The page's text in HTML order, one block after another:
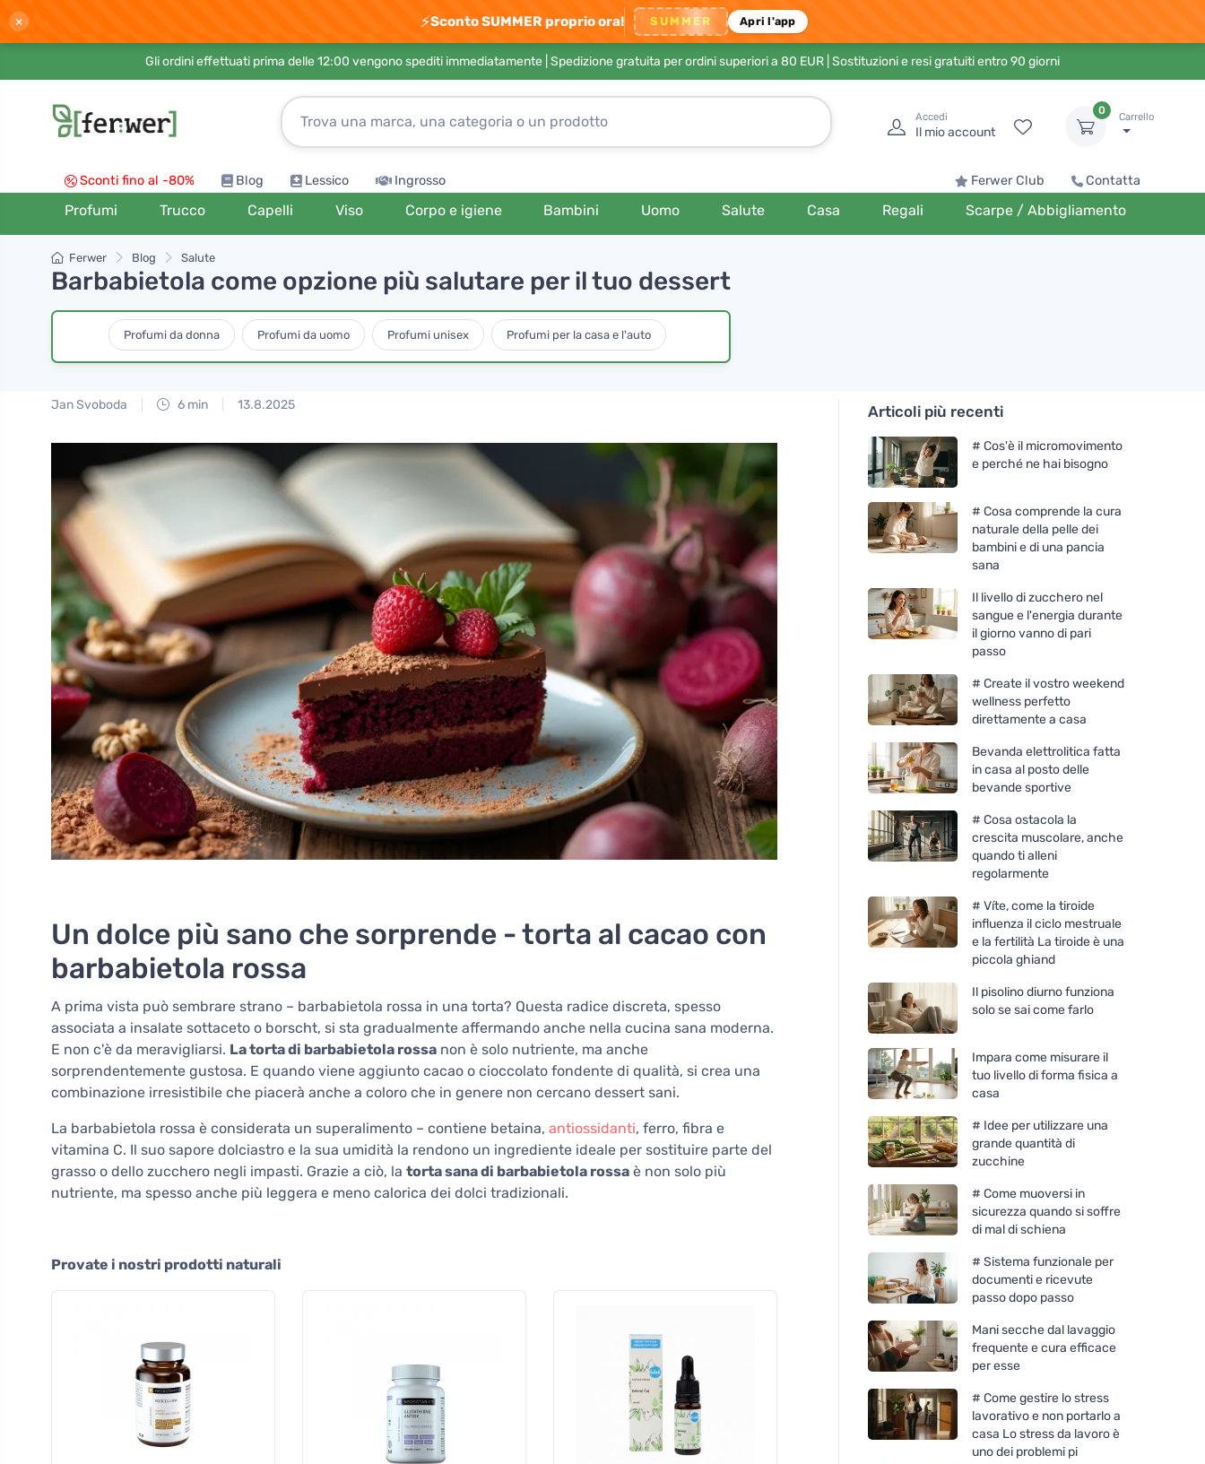
× ⚡Sconto SUMMER proprio ora! SUMMER Apri l'app
Gli ordini effettuati prima delle 12:00 vengono spediti immediatamente | Spedizione gratuita per ordini superiori a 80 EUR | Sostituzioni e resi gratuiti entro 90 giorni
Accedi
Il mio account
0
Carrello
Sconti fino al -80% Blog Lessico Ingrosso Ferwer Club Contatta
Profumi Trucco Capelli Viso Corpo e igiene Bambini Uomo Salute Casa Regali Scarpe / Abbigliamento
Ferwer Blog Salute
Barbabietola come opzione più salutare per il tuo dessert
Profumi da donna Profumi da uomo Profumi unisex Profumi per la casa e l'auto
Jan Svoboda 6 min 13.8.2025
Un dolce più sano che sorprende - torta al cacao con
barbabietola rossa
A prima vista può sembrare strano – barbabietola rossa in una torta? Questa radice discreta, spesso
associata a insalate sottaceto o borscht, si sta gradualmente affermando anche nella cucina sana moderna.
E non c'è da meravigliarsi. La torta di barbabietola rossa non è solo nutriente, ma anche
sorprendentemente gustosa. E quando viene aggiunto cacao o cioccolato fondente di qualità, si crea una
combinazione irresistibile che piacerà anche a coloro che in genere non cercano dessert sani.
La barbabietola rossa è considerata un superalimento – contiene betaina, antiossidanti, ferro, fibra e
vitamina C. Il suo sapore dolciastro e la sua umidità la rendono un ingrediente ideale per sostituire parte del
grasso o dello zucchero negli impasti. Grazie a ciò, la torta sana di barbabietola rossa è non solo più
nutriente, ma spesso anche più leggera e meno calorica dei dolci tradizionali.
Provate i nostri prodotti naturali
Articoli più recenti
# Cos'è il micromovimento
e perché ne hai bisogno
# Cosa comprende la cura
naturale della pelle dei
bambini e di una pancia
sana
Il livello di zucchero nel
sangue e l'energia durante
il giorno vanno di pari
passo
# Create il vostro weekend
wellness perfetto
direttamente a casa
Bevanda elettrolitica fatta
in casa al posto delle
bevande sportive
# Cosa ostacola la
crescita muscolare, anche
quando ti alleni
regolarmente
# Víte, come la tiroide
influenza il ciclo mestruale
e la fertilità La tiroide è una
piccola ghiand
Il pisolino diurno funziona
solo se sai come farlo
Impara come misurare il
tuo livello di forma fisica a
casa
# Idee per utilizzare una
grande quantità di
zucchine
# Come muoversi in
sicurezza quando si soffre
di mal di schiena
# Sistema funzionale per
documenti e ricevute
passo dopo passo
Mani secche dal lavaggio
frequente e cura efficace
per esse
# Come gestire lo stress
lavorativo e non portarlo a
casa Lo stress da lavoro è
uno dei problemi pi